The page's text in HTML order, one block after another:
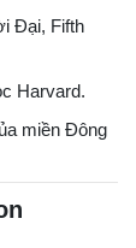
Đại, Fifth
Harvard.
miền Đông